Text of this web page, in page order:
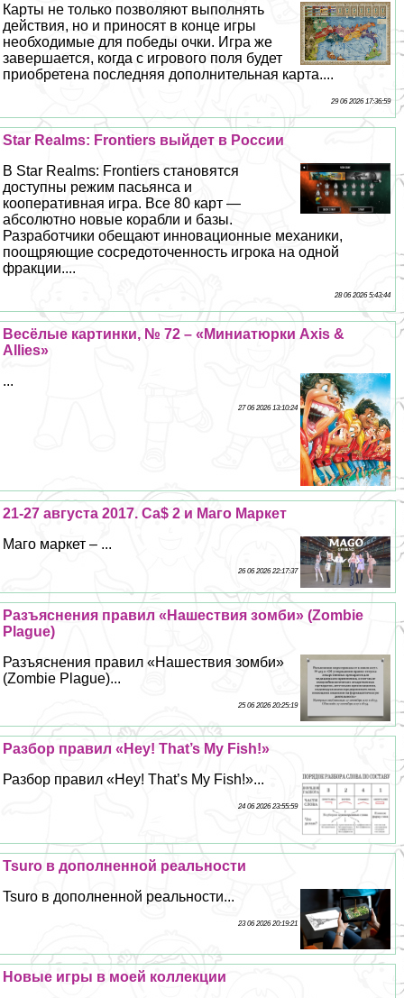
Карты не только позволяют выполнять
действия, но и приносят в конце игры
необходимые для победы очки. Игра же
завершается, когда с игрового поля будет
приобретена последняя дополнительная карта....
29 06 2026 17:36:59
Star Realms: Frontiers выйдет в России
В Star Realms: Frontiers становятся
доступны режим пасьянса и
кооперативная игра. Все 80 карт —
абсолютно новые корабли и базы.
Разработчики обещают инновационные механики,
поощряющие сосредоточенность игрока на одной
фpaкции....
28 06 2026 5:43:44
Весёлые картинки, № 72 – «Миниатюрки Axis &
Allies»
...
27 06 2026 13:10:24
21-27 августа 2017. Ca$ 2 и Маго Маркет
Маго маркет – ...
26 06 2026 22:17:37
Разъяснения правил «Нашествия зомби» (Zombie
Plague)
Разъяснения правил «Нашествия зомби»
(Zombie Plague)...
25 06 2026 20:25:19
Разбор правил «Hey! That’s My Fish!»
Разбор правил «Hey! That’s My Fish!»...
24 06 2026 23:55:59
Tsuro в дополненной реальности
Tsuro в дополненной реальности...
23 06 2026 20:19:21
Новые игры в моей коллекции